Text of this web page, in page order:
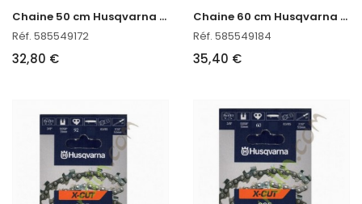
C
haine 50 cm Husqvarna réf : 585549172 en stock
Réf. 585549172
32,80 €
C
haine 60 cm Husqvarna 585549184
Réf. 585549184
35,40 €